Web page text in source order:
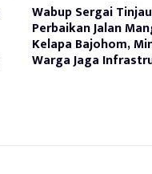
Wabup Sergai Tinjau
Perbaikan Jalan
Kelapa Bajohom,
Warga Jaga